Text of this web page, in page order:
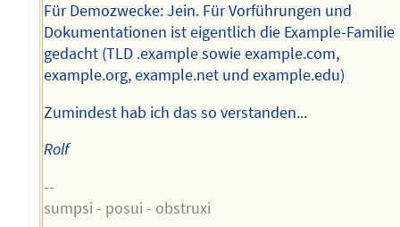
Für Demozwecke: Jein. Für Vorführungen und
Dokumentationen ist eigentlich die Example-Familie
gedacht (TLD .example sowie example.com,
example.org, example.net und example.edu)
Zumindest hab ich das so verstanden...
Rolf
--
sumpsi - posui - obstruxi